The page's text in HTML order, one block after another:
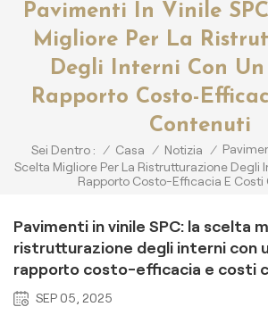
Pavimenti In Vinile
Migliore Per La
Degli Interni Con
Rapporto Costo-
Contenuti
Sei Dentro : / Casa / Notizia /
Scelta Migliore Per La Ristrutturazione Degli
Rapporto Costo-Efficacia E Costi
Pavimenti in vinile SPC: la scelta
ristrutturazione degli interni con
rapporto costo-efficacia e costi
SEP 05, 2025